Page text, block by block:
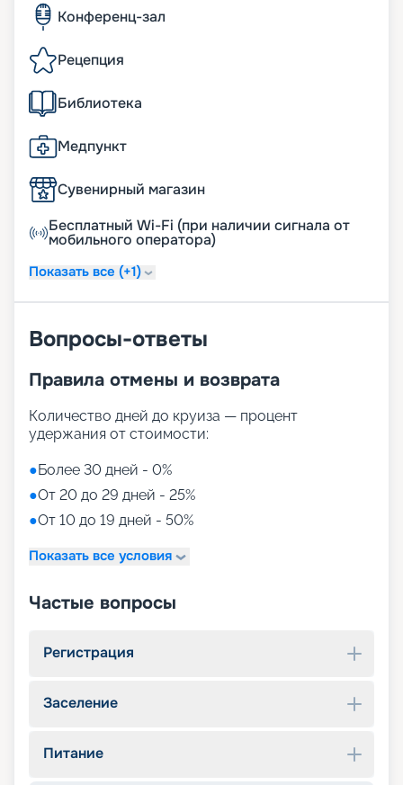
Конференц-зал
Рецепция
Библиотека
Медпункт
Сувенирный магазин
Бесплатный Wi-Fi (при наличии сигнала от
мобильного оператора)
Показать все (+1)
Вопросы-ответы
Правила отмены и возврата
Количество дней до круиза — процент
удержания от стоимости:
●Более 30 дней - 0%
●От 20 до 29 дней - 25%
●От 10 до 19 дней - 50%
Показать все условия
Частые вопросы
Регистрация
Заселение
Питание